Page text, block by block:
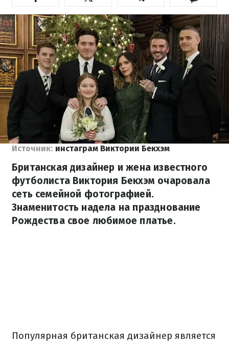
Источник: инстаграм Виктории Бекхэм
Британская дизайнер и жена известного
футболиста Виктория Бекхэм очаровала
сеть семейной фотографией.
Знаменитость надела на празднование
Рождества свое любимое платье.
Популярная британская дизайнер является